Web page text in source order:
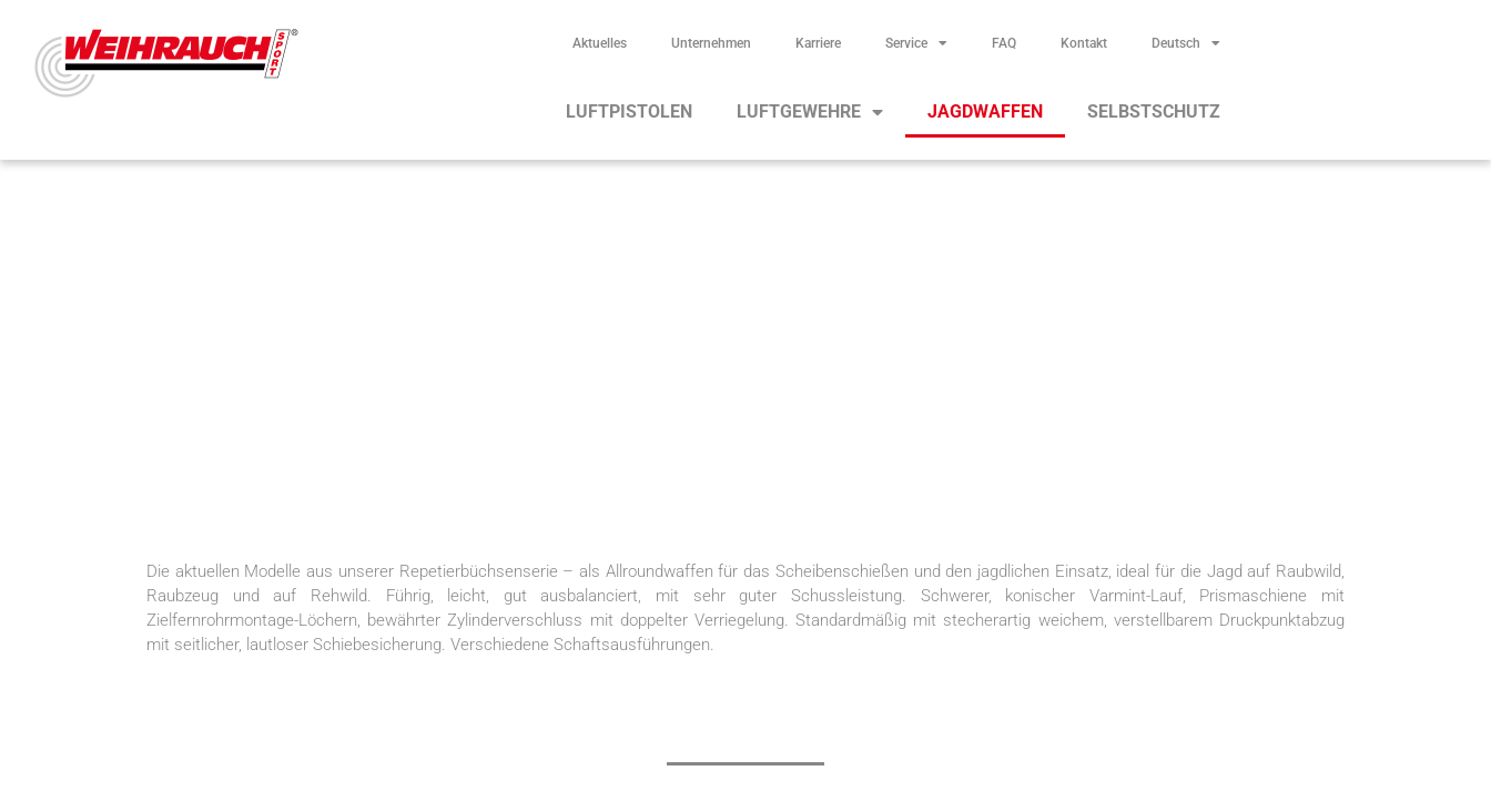
Aktuelles Unternehmen Karriere Service FAQ Kontakt Deutsch
LUFTPISTOLEN LUFTGEWEHRE JAGDWAFFEN SELBSTSCHUTZ
Die aktuellen Modelle aus unserer Repetierbüchsenserie – als Allroundwaffen für das Scheibenschießen und den jagdlichen Einsatz, ideal für die Jagd auf Raubwild,
Raubzeug und auf Rehwild. Führig, leicht, gut ausbalanciert, mit sehr guter Schussleistung. Schwerer, konischer Varmint-Lauf, Prismaschiene mit
Zielfernrohrmontage-Löchern, bewährter Zylinderverschluss mit doppelter Verriegelung. Standardmäßig mit stecherartig weichem, verstellbarem Druckpunktabzug
mit seitlicher, lautloser Schiebesicherung. Verschiedene Schaftsausführungen.